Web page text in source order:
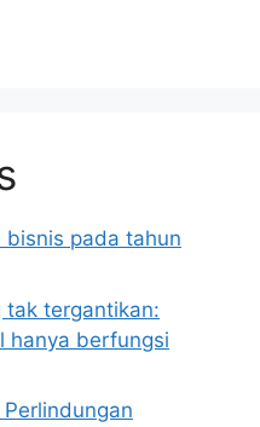
bisnis pada tahun
tak tergantikan:
hanya berfungsi